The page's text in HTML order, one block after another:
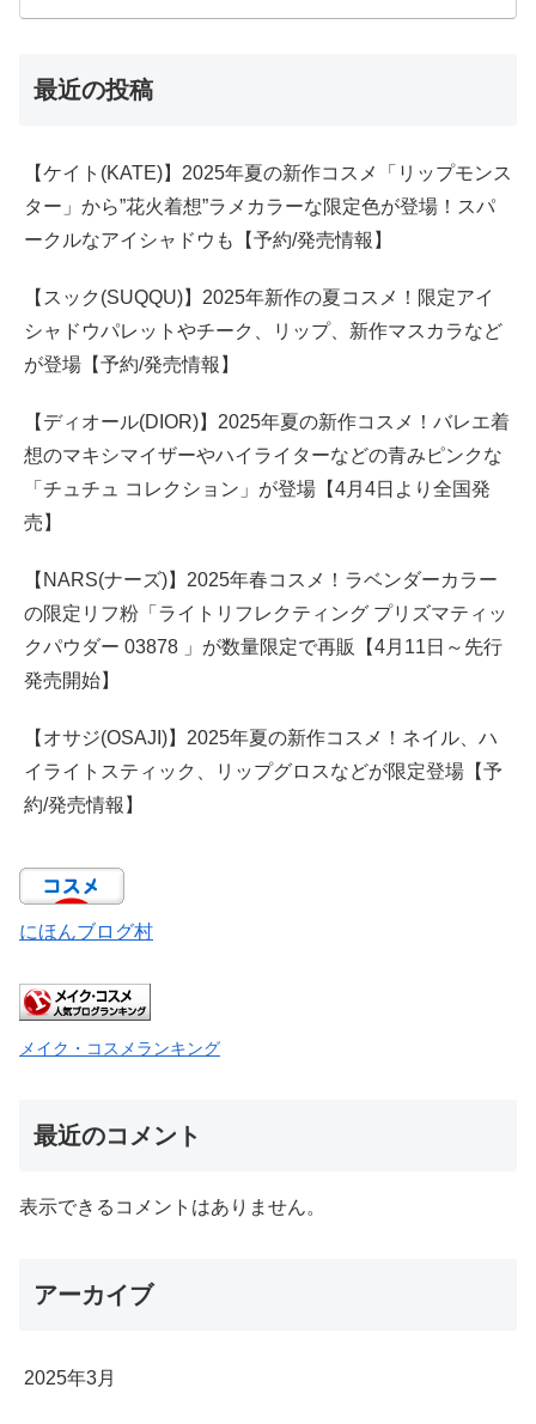
最近の投稿
【ケイト(KATE)】2025年夏の新作コスメ「リップモンス
ター」から”花火着想”ラメカラーな限定色が登場！スパ
ークルなアイシャドウも【予約/発売情報】
【スック(SUQQU)】2025年新作の夏コスメ！限定アイ
シャドウパレットやチーク、リップ、新作マスカラなど
が登場【予約/発売情報】
【ディオール(DIOR)】2025年夏の新作コスメ！バレエ着
想のマキシマイザーやハイライターなどの青みピンクな
「チュチュ コレクション」が登場【4月4日より全国発
売】
【NARS(ナーズ)】2025年春コスメ！ラベンダーカラー
の限定リフ粉「ライトリフレクティング プリズマティッ
クパウダー 03878 」が数量限定で再販【4月11日～先行
発売開始】
【オサジ(OSAJI)】2025年夏の新作コスメ！ネイル、ハ
イライトスティック、リップグロスなどが限定登場【予
約/発売情報】
にほんブログ村
メイク・コスメランキング
最近のコメント
表示できるコメントはありません。
アーカイブ
2025年3月